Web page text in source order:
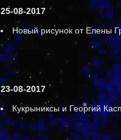
25-08-2017
Новый рисунок от Елены
23-08-2017
Кукрыниксы и Георгий